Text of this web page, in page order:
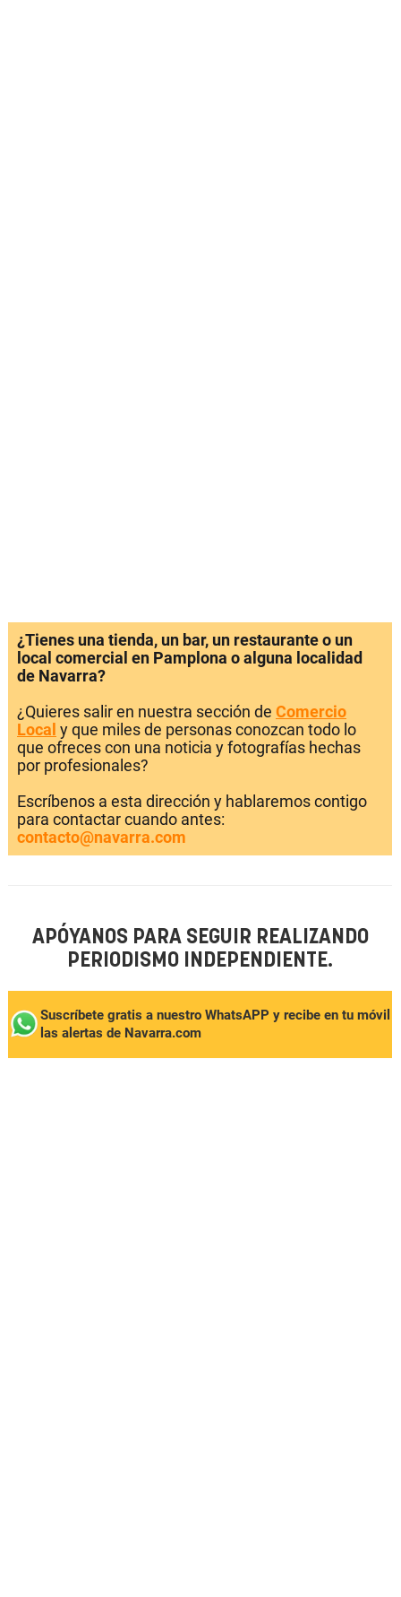
¿Tienes una tienda, un bar, un restaurante o un
local comercial en Pamplona o alguna localidad
de Navarra?
¿Quieres salir en nuestra sección de Comercio
Local y que miles de personas conozcan todo lo
que ofreces con una noticia y fotografías hechas
por profesionales?
Escríbenos a esta dirección y hablaremos contigo
para contactar cuando antes:
contacto@navarra.com
APÓYANOS PARA SEGUIR REALIZANDO
PERIODISMO INDEPENDIENTE.
Suscríbete gratis a nuestro WhatsAPP y recibe en tu móvil
las alertas de Navarra.com